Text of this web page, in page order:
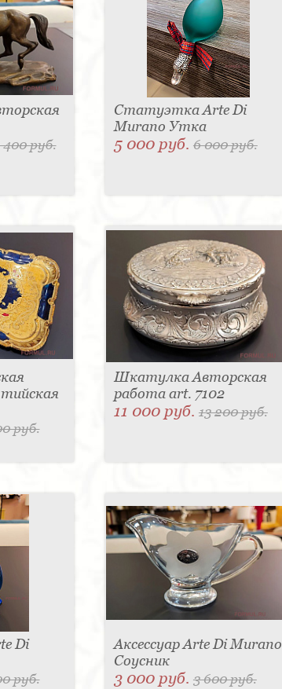
400 руб.
Статуэтка Arte Di
Murano Утка
5 000 руб. 6 000 руб.
руб.
Шкатулка Авторская
работа art. 7102
11 000 руб. 13 200 руб.
Di
руб.
Аксессуар Arte Di Murano
Соусник
3 000 руб. 3 600 руб.